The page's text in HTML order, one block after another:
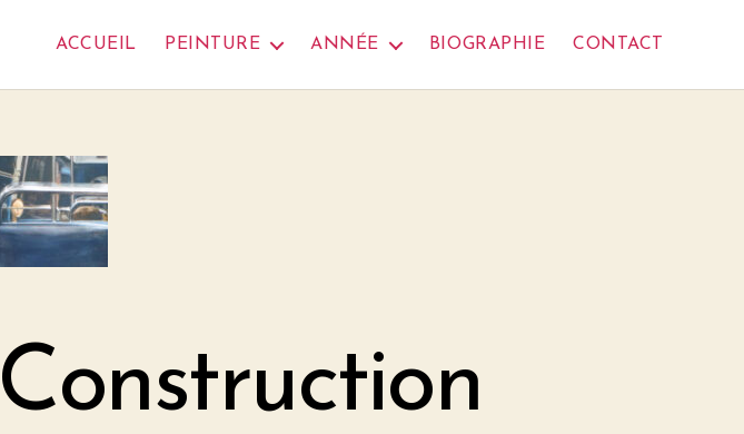
ACCUEIL PEINTURE ANNÉE BIOGRAPHIE CONTACT
Construction